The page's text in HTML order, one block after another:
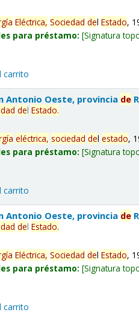
Eléctrica, Sociedad delEstado,
para préstamo: Signatura
carrito
Antonio Oeste, provincia de
delEstado.
eléctrica, sociedad delestado,
para préstamo: Signatura
carrito
Antonio Oeste, provincia de
delEstado.
Eléctrica, Sociedad delEstado,
para préstamo: Signatura
carrito